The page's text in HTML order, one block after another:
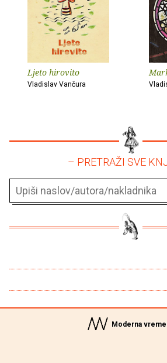
Ljeto hirovito
Vladislav Vančura
– PRETRAŽI SVE
Moderna